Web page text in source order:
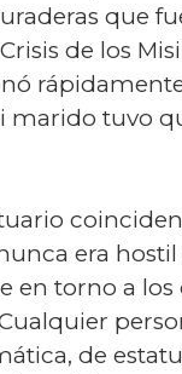
que
de los
marido tuvo
era
en torno a los
de